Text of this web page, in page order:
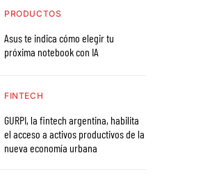
PRODUCTOS
Asus te indica cómo elegir tu
próxima notebook con IA
FINTECH
GURPI, la fintech argentina, habilita
el acceso a activos productivos de la
nueva economía urbana